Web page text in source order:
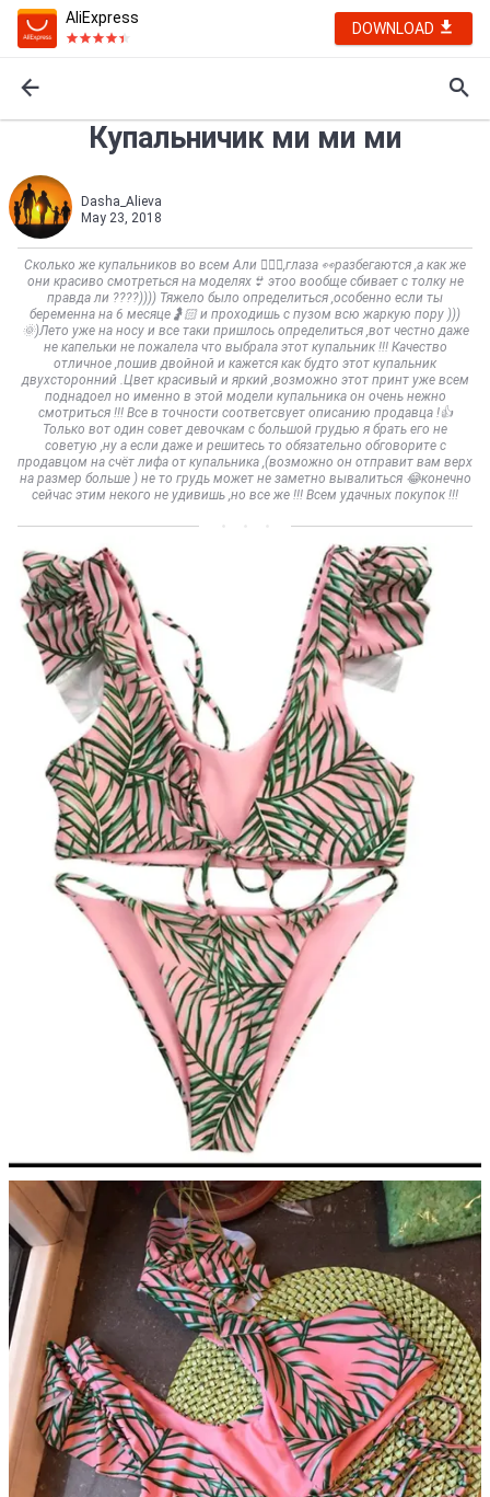
AliExpress
DOWNLOAD
Купальничик ми ми ми
Dаsha_Alieva
May 23, 2018
Сколько же купальников во всем Али 🤷🏼‍♀️,глаза 👀разбегаются ,а как же
они красиво смотреться на моделях👙 этоо вообще сбивает с толку не
правда ли ????)))) Тяжело было определиться ,особенно если ты
беременна на 6 месяце🤰🏻 и проходишь с пузом всю жаркую пору )))
🌞)Лето уже на носу и все таки пришлось определиться ,вот честно даже
не капельки не пожалела что выбрала этот купальник !!! Качество
отличное ,пошив двойной и кажется как будто этот купальник
двухсторонний .Цвет красивый и яркий ,возможно этот принт уже всем
поднадоел но именно в этой модели купальника он очень нежно
смотриться !!! Все в точности соответсвует описанию продавца !👍
Только вот один совет девочкам с большой грудью я брать его не
советую ,ну а если даже и решитесь то обязательно обговорите с
продавцом на счёт лифа от купальника ,(возможно он отправит вам верх
на размер больше ) не то грудь может не заметно вывалиться 😂конечно
сейчас этим некого не удивишь ,но все же !!! Всем удачных покупок !!!